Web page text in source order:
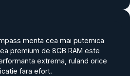
merita cea mai puternica
premium de 8GB RAM este
extrema, ruland orice
fara efort.